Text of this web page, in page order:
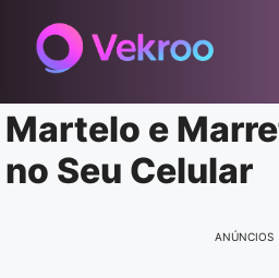
para
Martelo e
no Seu Celular
ANÚNCIOS